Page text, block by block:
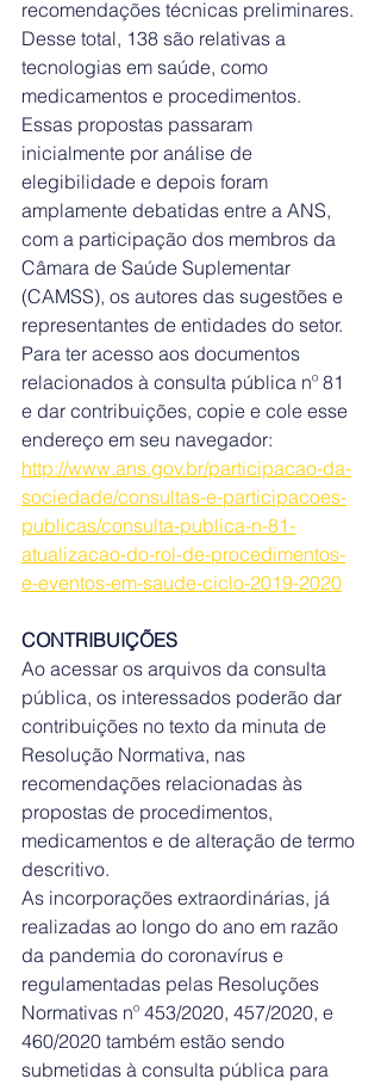
recomendações técnicas preliminares.
Desse total, 138 são relativas a
tecnologias em saúde, como
medicamentos e procedimentos.
Essas propostas passaram
inicialmente por análise de
elegibilidade e depois foram
amplamente debatidas entre a ANS,
com a participação dos membros da
Câmara de Saúde Suplementar
(CAMSS), os autores das sugestões e
representantes de entidades do setor.
Para ter acesso aos documentos
relacionados à consulta pública nº 81
e dar contribuições, copie e cole esse
endereço em seu navegador:
http://www.ans.gov.br/participacao-da-
sociedade/consultas-e-participacoes-
publicas/consulta-publica-n-81-
atualizacao-do-rol-de-procedimentos-
e-eventos-em-saude-ciclo-2019-2020
CONTRIBUIÇÕES
Ao acessar os arquivos da consulta
pública, os interessados poderão dar
contribuições no texto da minuta de
Resolução Normativa, nas
recomendações relacionadas às
propostas de procedimentos,
medicamentos e de alteração de termo
descritivo.
As incorporações extraordinárias, já
realizadas ao longo do ano em razão
da pandemia do coronavírus e
regulamentadas pelas Resoluções
Normativas nº 453/2020, 457/2020, e
460/2020 também estão sendo
submetidas à consulta pública para